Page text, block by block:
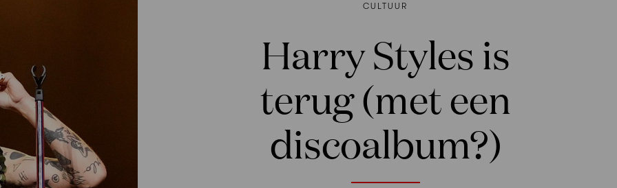
CULTUUR
Harry Styles is
terug (met een
discoalbum?)